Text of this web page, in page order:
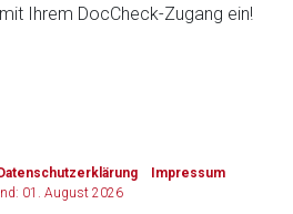
Ihrem DocCheck-Zugang ein!
Datenschutzerklärung
Impressum
01. August 2026